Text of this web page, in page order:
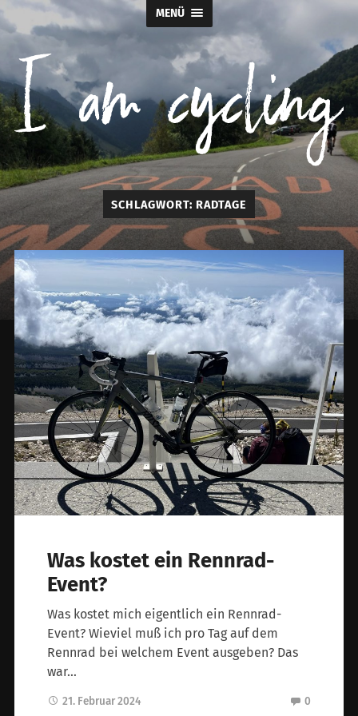
MENÜ
I
am
cycling
SCHLAGWORT: RADTAGE
Was kostet ein Rennrad-
Event?
Was kostet mich eigentlich ein Rennrad-
Event? Wieviel muß ich pro Tag auf dem
Rennrad bei welchem Event ausgeben? Das
war…
21. Februar 2024 0